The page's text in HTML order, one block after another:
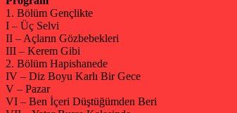
1. Bölüm Gençlikte
I – Üç Selvi
II – Açların Gözbebekleri
III – Kerem Gibi
2. Bölüm Hapishanede
IV – Diz Boyu Karlı Bir Gece
V – Pazar
VI – Ben İçeri Düştüğümden Beri